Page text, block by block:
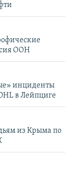
ООН
инциденты
в Лейпциге
из Крыма по